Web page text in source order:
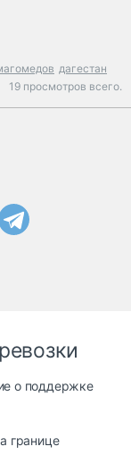
дагестан
19 просмотров всего.
о поддержке
границе